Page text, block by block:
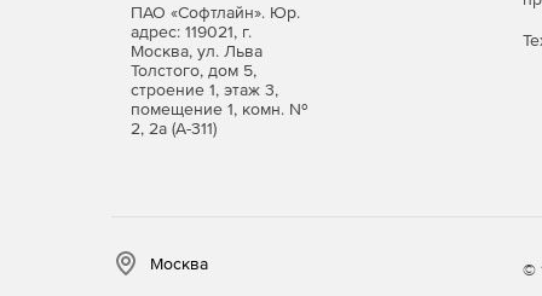
Поддержка Python 3.7.
Полная версия OpenMP 4.5 и начальная
Интеграция с Microsoft Visual Studio 2019.
ПАО «Софтлайн». Юр.
адрес: 119021, г.
Москва, ул. Льва
Толстого, дом 5,
строение 1, этаж 3,
помещение 1, комн. №
2, 2а (А-311)
Москва ©